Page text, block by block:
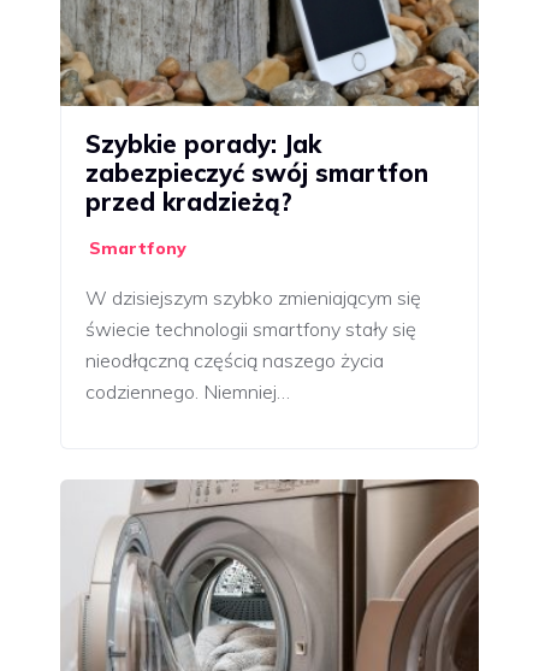
Szybkie porady: Jak
zabezpieczyć swój smartfon
przed kradzieżą?
Smartfony
W dzisiejszym szybko zmieniającym się
świecie technologii smartfony stały się
nieodłączną częścią naszego życia
codziennego. Niemniej…